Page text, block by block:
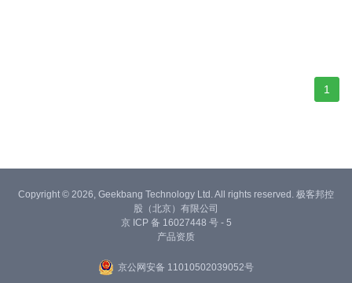
1
Copyright © 2026, Geekbang Technology Ltd. All rights reserved. 极客邦控
股（北京）有限公司
京 ICP 备 16027448 号 - 5
产品资质
京公网安备 11010502039052号